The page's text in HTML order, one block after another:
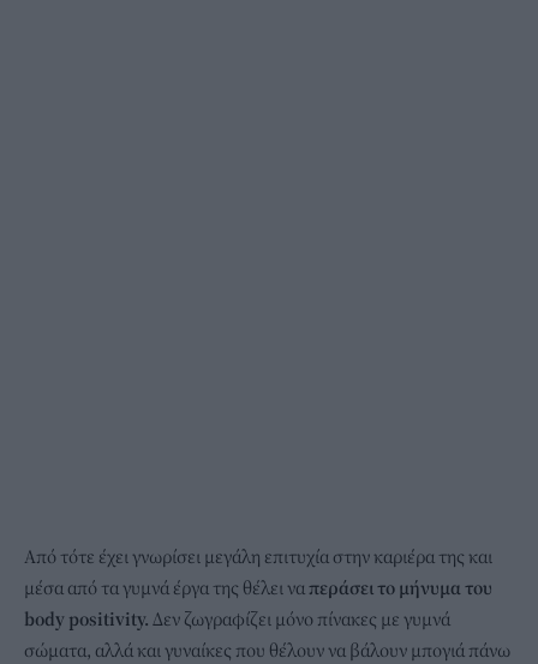
Από τότε έχει γνωρίσει μεγάλη επιτυχία στην καριέρα της και
μέσα από τα γυμνά έργα της θέλει ναπεράσει το μήνυμα του
body positivity. Δεν ζωγραφίζει μόνο πίνακες με γυμνά
σώματα, αλλά και γυναίκες που θέλουν να βάλουν μπογιά πάνω